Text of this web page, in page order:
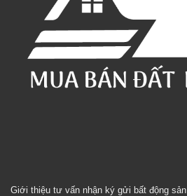
Giới thiệu tư vấn nhận ký gửi bất động sản